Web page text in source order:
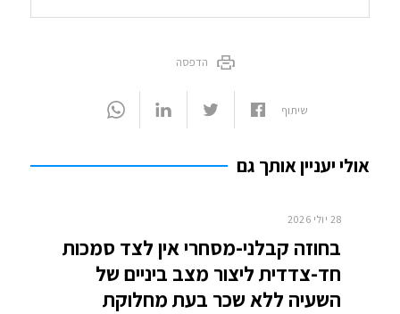
הדפסה
שיתוף
אולי יעניין אותך גם
28 יולי 2026
בחוזה קבלני-מסחרי אין לצד סמכות
חד-צדדית ליצור מצב ביניים של
השעיה ללא שכר בעת מחלוקת